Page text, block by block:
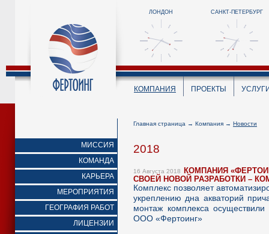
ЛОНДОН САНКТ-ПЕТЕРБУРГ
КОМПАНИЯ ПРОЕКТЫ
МИССИЯ
КОМАНДА
КАРЬЕРА
МЕРОПРИЯТИЯ
ГЕОГРАФИЯ РАБОТ
ЛИЦЕНЗИИ
Главная страница → Компания → Новости
2018
16 Августа 2018
КОМПАНИЯ
СВОЕЙ НОВОЙ РАЗРАБОТКИ –
Комплекс позволяет
укреплению дна акваторий
монтаж комплекса осуществили
ООО «Фертоинг»